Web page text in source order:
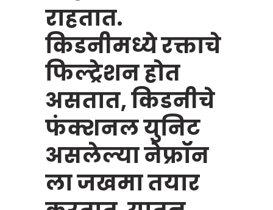
राहतात.
किडनीमध्ये रक्ताचे
फिल्ट्रेशन होत
असतात, किडनीचे
फंक्शनल युनिट
असलेल्या नेफ्रॉन
ला जखमा तयार